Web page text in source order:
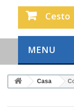
Cesto
MENU
Casa